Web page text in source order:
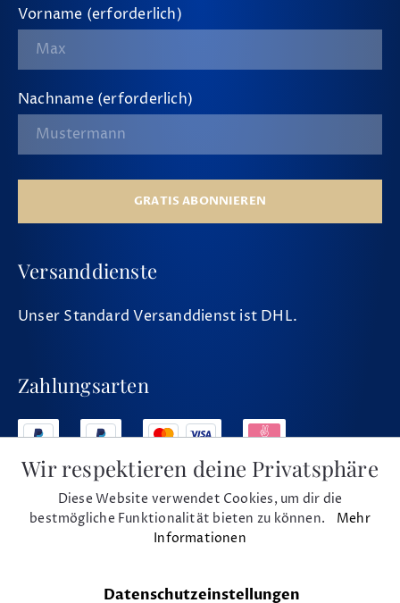
Vorname (erforderlich)
Nachname (erforderlich)
GRATIS ABONNIEREN
Versanddienste
Unser Standard Versanddienst ist DHL.
Zahlungsarten
Social Media
Wir respektieren deine Privatsphäre
Diese Website verwendet Cookies, um dir die
bestmögliche Funktionalität bieten zu können. Mehr
Informationen
Datenschutzeinstellungen